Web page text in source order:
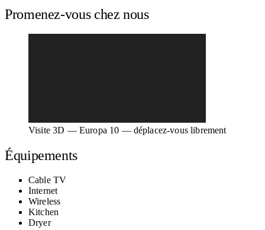
Promenez-vous chez nous
Visite 3D — Europa 10 — déplacez-vous librement
Équipements
Cable TV
Internet
Wireless
Kitchen
Dryer